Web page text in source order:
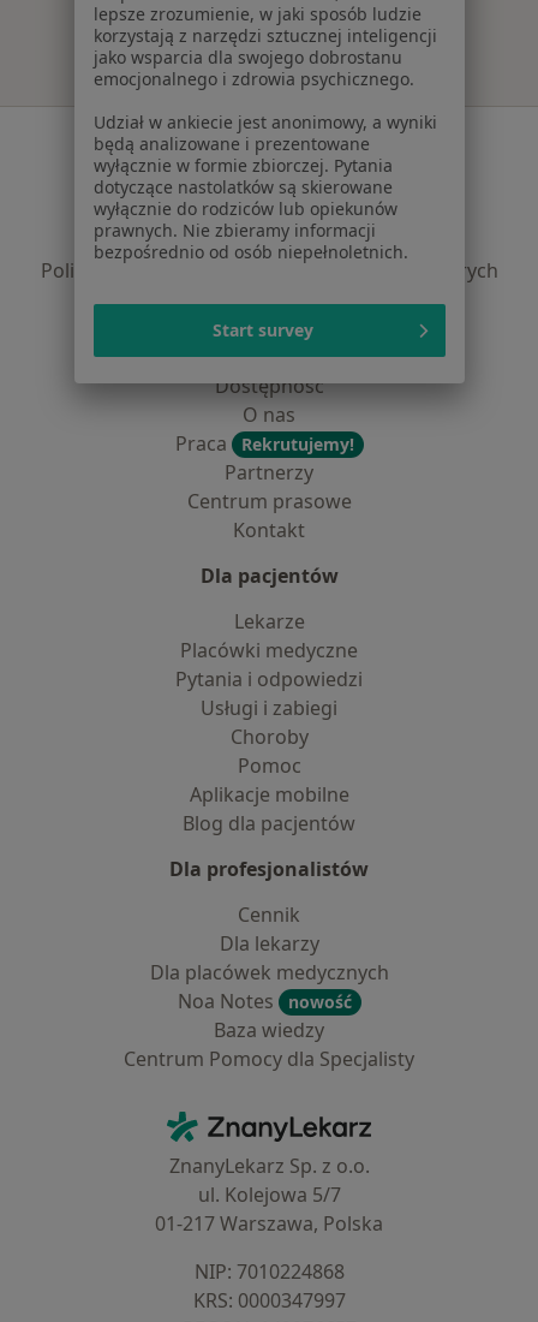
Serwis
Regulamin
Polityka prywatności pacjentów
Polityka prywatności profesjonalistów
Polityka prywatności dla profesjonalistów, których
dane pozyskaliśmy samodzielnie
Polityka cookies
Jak działają wyniki wyszukiwania
Dostępność
O nas
Praca
Rekrutujemy!
Partnerzy
Centrum prasowe
Kontakt
Dla pacjentów
Lekarze
Placówki medyczne
Pytania i odpowiedzi
Usługi i zabiegi
Choroby
Pomoc
Aplikacje mobilne
Blog dla pacjentów
Dla profesjonalistów
Cennik
Dla lekarzy
Dla placówek medycznych
Noa Notes
nowość
Baza wiedzy
Centrum Pomocy dla Specjalisty
ZnanyLekarz - Strona główna
ZnanyLekarz Sp. z o.o.
ul. Kolejowa 5/7
01-217 Warszawa, Polska
NIP: ⁠7010224868
KRS: ⁠0000347997
lepsze zrozumienie, w jaki sposób ludzie
korzystają z narzędzi sztucznej inteligencji
jako wsparcia dla swojego dobrostanu
emocjonalnego i zdrowia psychicznego.
Udział w ankiecie jest anonimowy, a wyniki
będą analizowane i prezentowane
wyłącznie w formie zbiorczej. Pytania
dotyczące nastolatków są skierowane
wyłącznie do rodziców lub opiekunów
prawnych. Nie zbieramy informacji
bezpośrednio od osób niepełnoletnich.
Start survey